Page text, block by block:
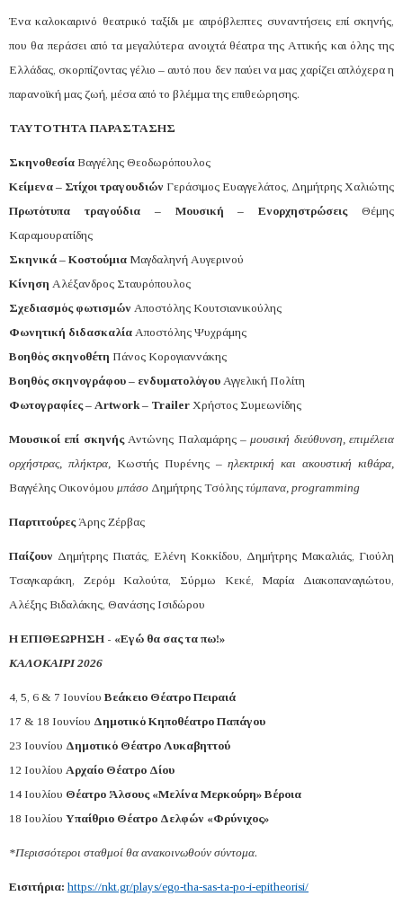
Ένα καλοκαιρινό θεατρικό ταξίδι με απρόβλεπτες συναντήσεις επί σκηνής,
που θα περάσει από τα μεγαλύτερα ανοιχτά θέατρα της Αττικής και όλης της
Ελλάδας, σκορπίζοντας γέλιο – αυτό που δεν παύει να μας χαρίζει απλόχερα η
παρανοϊκή μας ζωή, μέσα από το βλέμμα της επιθεώρησης.
ΤΑΥΤΟΤΗΤΑ ΠΑΡΑΣΤΑΣΗΣ
Σκηνοθεσία Βαγγέλης Θεοδωρόπουλος
Κείμενα – Στίχοι τραγουδιών Γεράσιμος Ευαγγελάτος, Δημήτρης Χαλιώτης
Πρωτότυπα τραγούδια – Μουσική – Ενορχηστρώσεις Θέμης
Καραμουρατίδης
Σκηνικά – Κοστούμια Μαγδαληνή Αυγερινού
Κίνηση Αλέξανδρος Σταυρόπουλος
Σχεδιασμός φωτισμών Αποστόλης Κουτσιανικούλης
Φωνητική διδασκαλία Αποστόλης Ψυχράμης
Βοηθός σκηνοθέτη Πάνος Κορογιαννάκης
Βοηθός σκηνογράφου – ενδυματολόγου Αγγελική Πολίτη
Φωτογραφίες – Artwork – Trailer Χρήστος Συμεωνίδης
Μουσικοί επί σκηνήςΑντώνης Παλαμάρης – μουσική διεύθυνση, επιμέλεια
ορχήστρας, πλήκτρα,
Κωστής Πυρένης –ηλεκτρική και ακουστική κιθάρα,
Βαγγέλης Οικονόμου μπάσο Δημήτρης Τσόλης τύμπανα, programming
Παρτιτούρες Άρης Ζέρβας
Παίζουν Δημήτρης Πιατάς, Ελένη Κοκκίδου, Δημήτρης Μακαλιάς, Γιούλη
Τσαγκαράκη, Ζερόμ Καλούτα, Σύρμω Κεκέ, Μαρία Διακοπαναγιώτου,
Αλέξης Βιδαλάκης, Θανάσης Ισιδώρου
Η ΕΠΙΘΕΩΡΗΣΗ - «Εγώ θα σας τα πω!»
ΚΑΛΟΚΑΙΡΙ 2026
4, 5, 6 & 7 Ιουνίου Βεάκειο Θέατρο Πειραιά
17 & 18 Ιουνίου Δημοτικό Κηποθέατρο Παπάγου
23 Ιουνίου Δημοτικό Θέατρο Λυκαβηττού
12 Ιουλίου Αρχαίο Θέατρο Δίου
14 Ιουλίου Θέατρο Άλσους «Μελίνα Μερκούρη» Βέροια
18 Ιουλίου Υπαίθριο Θέατρο Δελφών «Φρύνιχος»
*Περισσότεροι σταθμοί θα ανακοινωθούν σύντομα.
Εισιτήρια: https://nkt.gr/plays/ego-tha-sas-ta-po-i-epitheorisi/